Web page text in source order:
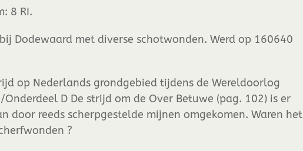
8 RI.
Dodewaard met diverse schotwonden. Werd op 160640
op Nederlands grondgebied tijdens de Wereldoorlog
D De strijd om de Over Betuwe (pag. 102) is er
door reeds scherpgestelde mijnen omgekomen. Waren het
?